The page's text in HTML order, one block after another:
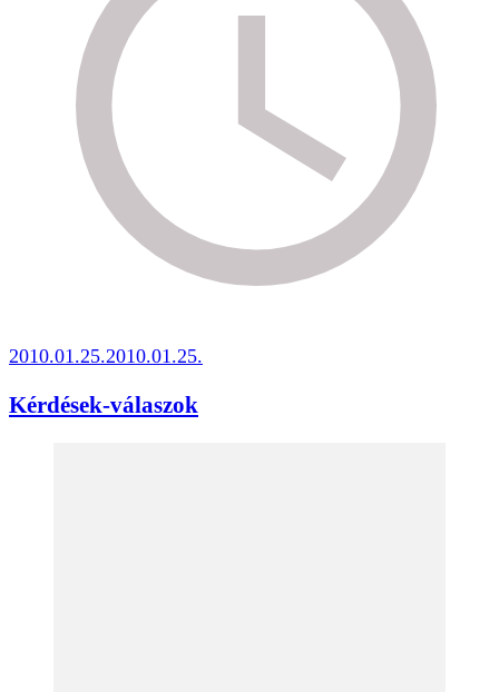
2010.01.25.2010.01.25.
Kérdések-válaszok